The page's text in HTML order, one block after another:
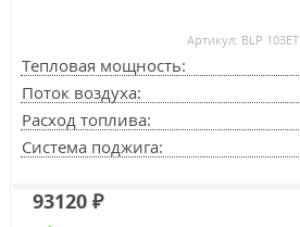
Артикул: BLP 103ET
Тепловая мощность:
Поток воздуха:
Расход топлива:
Система поджига:
93120 ₽